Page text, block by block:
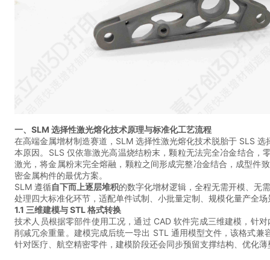
一、SLM 选择性激光熔化技术原理与标准化工艺流程
在高端金属增材制造赛道，SLM 选择性激光熔化技术脱胎于 SLS
本原因。SLS 仅依靠激光高温烧结粉末，颗粒无法完全冶金结合
激光，将金属粉末完全熔融，颗粒之间形成完整冶金结合，成型件
密金属构件的最优方案。
SLM 遵循自下而上逐层堆积的数字化增材逻辑，全程无需开模、无
处理四大标准化环节，适配单件试制、小批量定制、规模化量产全场
1.1 三维建模与 STL 格式转换
技术人员根据零部件使用工况，通过 CAD 软件完成三维建模，针
削减冗余重量。建模完成后统一导出 STL 通用模型文件，该格式
针对医疗、航空精密零件，建模阶段还会同步预留支撑结构、优化